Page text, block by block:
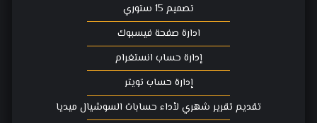
تصميم 15 ستوري
ادارة صفحة فيسبوك
إدارة حساب انستغرام
إدارة حساب تويتر
تقديم تقرير شهري لأداء حسابات السوشيال ميديا